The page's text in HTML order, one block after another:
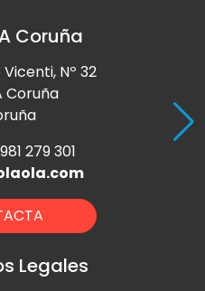
Coruña
Nº 32
Coruña
279 301
Legales